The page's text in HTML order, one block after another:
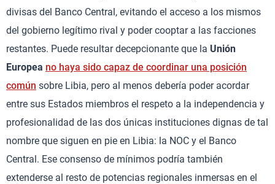
divisas del Banco Central, evitando el acceso a los mismos
del gobierno legítimo rival y poder cooptar a las facciones
restantes. Puede resultar decepcionante que la Unión
Europea no haya sido capaz de coordinar una posición
común sobre Libia, pero al menos debería poder acordar
entre sus Estados miembros el respeto a la independencia y
profesionalidad de las dos únicas instituciones dignas de tal
nombre que siguen en pie en Libia: la NOC y el Banco
Central. Ese consenso de mínimos podría también
extenderse al resto de potencias regionales inmersas en el